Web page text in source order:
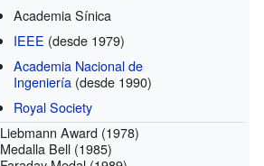
Academia Sínica
IEEE (desde 1979)
Academia Nacional de
Ingeniería (desde 1990)
Royal Society
Liebmann Award (1978)
Medalla Bell (1985)